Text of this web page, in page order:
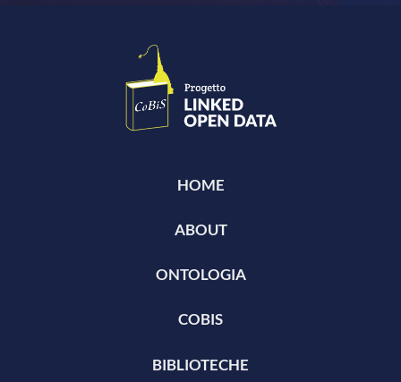
HOME
ABOUT
ONTOLOGIA
COBIS
BIBLIOTECHE